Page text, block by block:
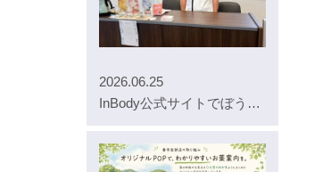
2026.06.25
InBody公式サイトでぼうしや薬局の取り組みをご紹介いただきました